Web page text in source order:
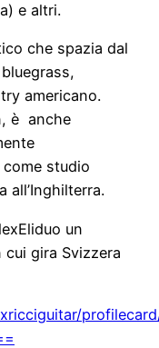
e altri.
che spazia dal
americano.
è anche
studio
all’Inghilterra.
un
gira Svizzera